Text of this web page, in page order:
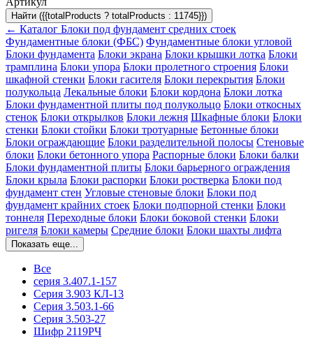
Найти ({{totalProducts ? totalProducts : 11745}})
← Каталог Блоки под фундамент средних стоек
Фундаментные блоки (ФБС) Фундаментные блоки угловой
Блоки фундамента Блоки экрана Блоки крышки лотка Блоки
трамплина Блоки упора Блоки пролетного строения Блоки
шкафной стенки Блоки гасителя Блоки перекрытия Блоки
полукольца Лекальные блоки Блоки кордона Блоки лотка
Блоки фундаментной плиты под полукольцо Блоки откосных
стенок Блоки открылков Блоки лежня Шкафные блоки Блоки
стенки Блоки стойки Блоки тротуарные Бетонные блоки
Блоки ограждающие Блоки разделительной полосы Стеновые
блоки Блоки бетонного упора Распорные блоки Блоки балки
Блоки фундаментной плиты Блоки барьерного ограждения
Блоки крыла Блоки распорки Блоки ростверка Блоки под
фундамент стен Угловые стеновые блоки Блоки под
фундамент крайних стоек Блоки подпорной стенки Блоки
тоннеля Переходные блоки Блоки боковой стенки Блоки
ригеля Блоки камеры Средние блоки Блоки шахты лифта
Показать еще...
Все
серия 3.407.1-157
Серия 3.903 КЛ-13
Серия 3.503.1-66
Серия 3.503-27
Шифр 2119РЧ